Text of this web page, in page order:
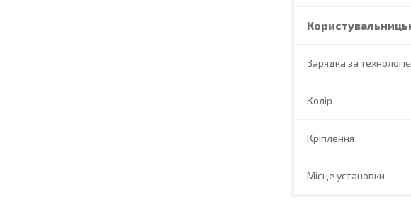
Зарядка за
Колір
Кріплення
Місце установки